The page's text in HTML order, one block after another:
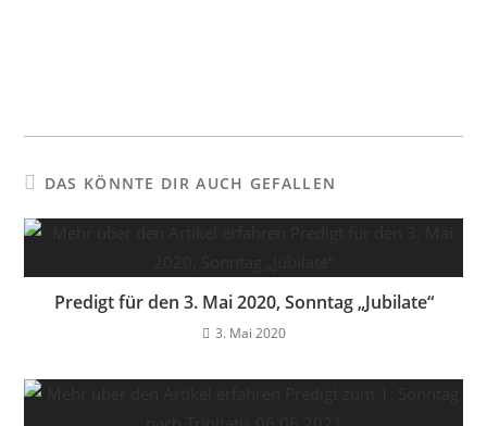
DAS KÖNNTE DIR AUCH GEFALLEN
Predigt für den 3. Mai 2020, Sonntag „Jubilate“
3. Mai 2020